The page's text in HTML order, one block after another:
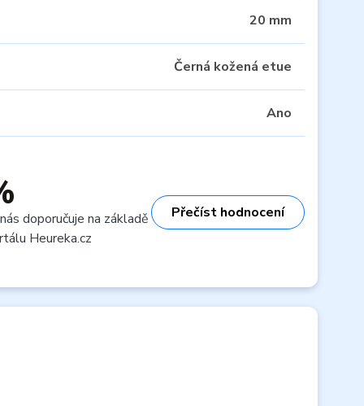
20 mm
Černá kožená etue
Ano
doporučuje na základě
Heureka.cz
Přečíst hodnocení